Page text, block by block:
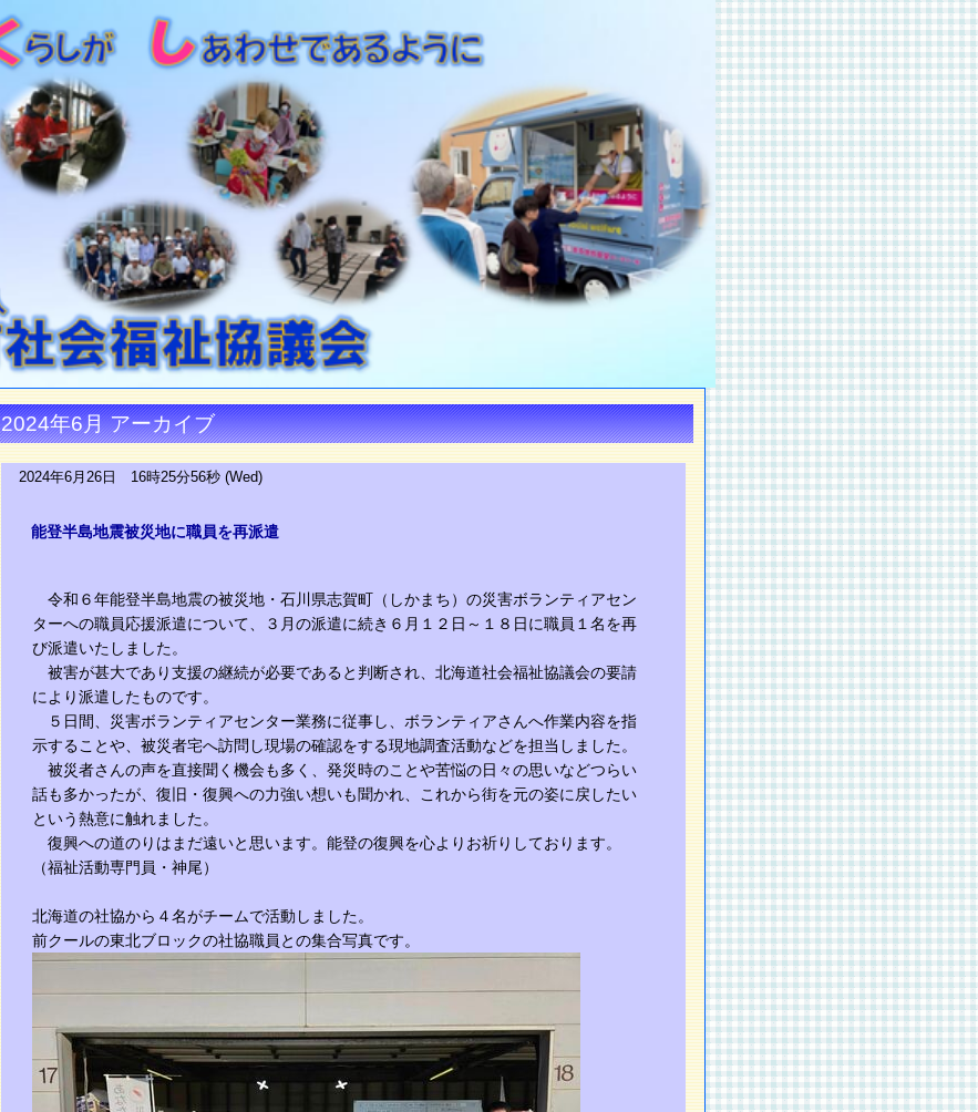
2024年6月 アーカイブ
2024年6月26日 16時25分56秒 (Wed)
能登半島地震被災地に職員を再派遣
令和６年能登半島地震の被災地・石川県志賀町（しかまち）の災害ボランティアセン
ターへの職員応援派遣について、３月の派遣に続き６月１２日～１８日に職員１名を再
び派遣いたしました。
被害が甚大であり支援の継続が必要であると判断され、北海道社会福祉協議会の要請
により派遣したものです。
５日間、災害ボランティアセンター業務に従事し、ボランティアさんへ作業内容を指
示することや、被災者宅へ訪問し現場の確認をする現地調査活動などを担当しました。
被災者さんの声を直接聞く機会も多く、発災時のことや苦悩の日々の思いなどつらい
話も多かったが、復旧・復興への力強い想いも聞かれ、これから街を元の姿に戻したい
という熱意に触れました。
復興への道のりはまだ遠いと思います。能登の復興を心よりお祈りしております。
（福祉活動専門員・神尾）
北海道の社協から４名がチームで活動しました。
前クールの東北ブロックの社協職員との集合写真です。